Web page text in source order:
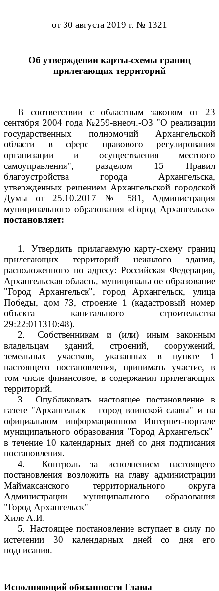
от 30 августа 2019 г. № 1321
Об утверждении карты-схемы границ
прилегающих территорий
В соответствии с областным законом от 23
сентября 2004 года №259-внеоч.-ОЗ "О реализации
государственных полномочий Архангельской
области в сфере правового регулирования
организации и осуществления местного
самоуправления", разделом 15 Правил
благоустройства города Архангельска,
утвержденных решением Архангельской городской
Думы от 25.10.2017 № 581, Администрация
муниципального образования «Город Архангельск»
постановляет:
1.
Утвердить прилагаемую карту-схему границ
прилегающих территорий нежилого здания,
расположенного по адресу: Российская Федерация,
Архангельская область, муниципальное образование
"Город Архангельск", город Архангельск, улица
Победы, дом 73, строение 1 (кадастровый номер
объекта капитального строительства
29:22:011310:48).
2.
Собственникам и (или) иным законным
владельцам зданий, строений, сооружений,
земельных участков, указанных в пункте 1
настоящего постановления, принимать участие, в
том числе финансовое, в содержании прилегающих
территорий.
3.
Опубликовать настоящее постановление в
газете "Архангельск – город воинской славы" и на
официальном информационном Интернет-портале
муниципального образования "Город Архангельск"
в течение 10 календарных дней со дня подписания
постановления.
4.
Контроль за исполнением настоящего
постановления возложить на главу администрации
Маймаксанского территориального округа
Администрации муниципального образования
"Город Архангельск"
Хиле А.И.
5. Настоящее постановление вступает в силу по
истечении 30 календарных дней со дня его
подписания.
Исполняющий обязанности Главы